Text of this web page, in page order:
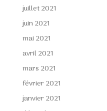
juillet 2021
juin 2021
mai 2021
avril 2021
mars 2021
février 2021
janvier 2021